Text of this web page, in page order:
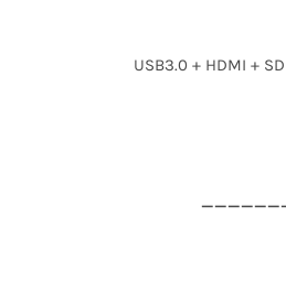
USB3.0 + HDMI +